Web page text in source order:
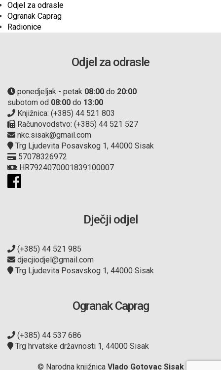
Odjel za odrasle
Ogranak Caprag
Radionice
Odjel za odrasle
ponedjeljak - petak 08:00 do 20:00
subotom od 08:00 do 13:00
Knjižnica: (+385) 44 521 803
Računovodstvo: (+385) 44 521 527
nkc.sisak@gmail.com
Trg Ljudevita Posavskog 1, 44000 Sisak
57078326972
HR7924070001839100007
Dječji odjel
(+385) 44 521 985
djecjiodjel@gmail.com
Trg Ljudevita Posavskog 1, 44000 Sisak
Ogranak Caprag
(+385) 44 537 686
Trg hrvatske državnosti 1, 44000 Sisak
© Narodna knjižnica Vlado Gotovac Sisak